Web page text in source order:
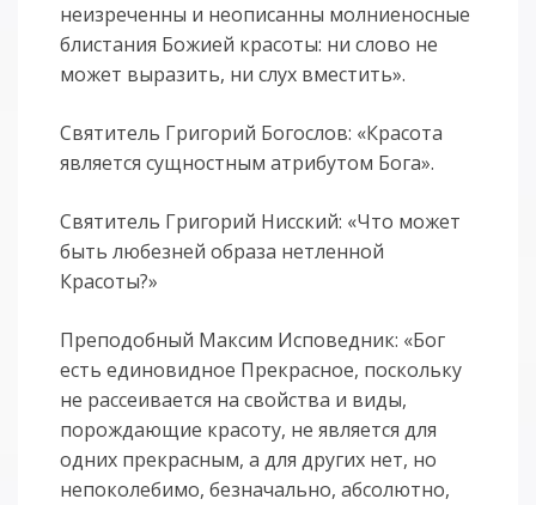
неизреченны и неописанны молниеносные
блистания Божией красоты: ни слово не
может выразить, ни слух вместить».
Святитель Григорий Богослов: «Красота
является сущностным атрибутом Бога».
Святитель Григорий Нисский: «Что может
быть любезней образа нетленной
Красоты?»
Преподобный Максим Исповедник: «Бог
есть единовидное Прекрасное, поскольку
не рассеивается на свойства и виды,
порождающие красоту, не является для
одних прекрасным, а для других нет, но
непоколебимо, безначально, абсолютно,